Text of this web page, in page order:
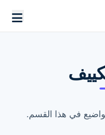
في هذا القسم.